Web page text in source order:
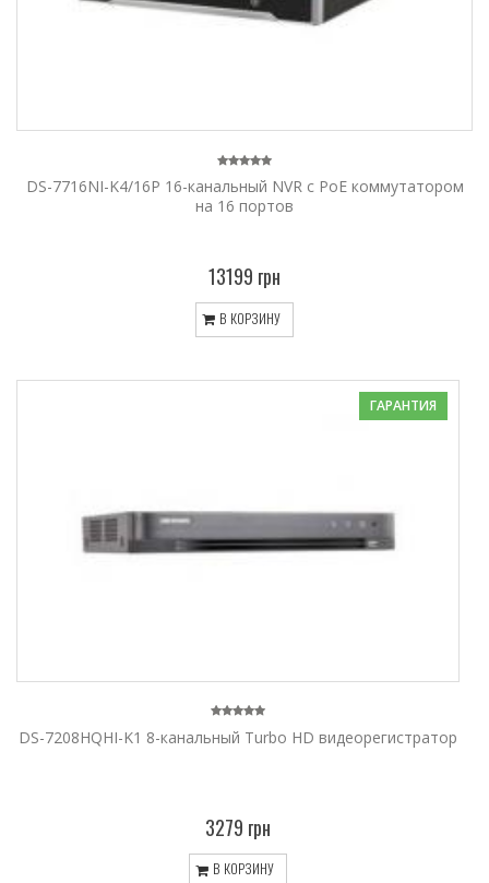
DS-7716NI-K4/16P 16-канальный NVR c PoE коммутатором
на 16 портов
13199 грн
В КОРЗИНУ
ГАРАНТИЯ
DS-7208HQHI-K1 8-канальный Turbo HD видеорегистратор
3279 грн
В КОРЗИНУ